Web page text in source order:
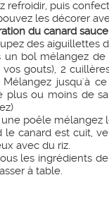
refroidir, puis
les décorer
du canard
des aiguillettes
un bol mélangez
vos gouts), 2
Mélangez jusqu'à
plus ou moins de
une poêle mélangez
le canard est cuit,
avec du riz.
les ingrédients
à table.